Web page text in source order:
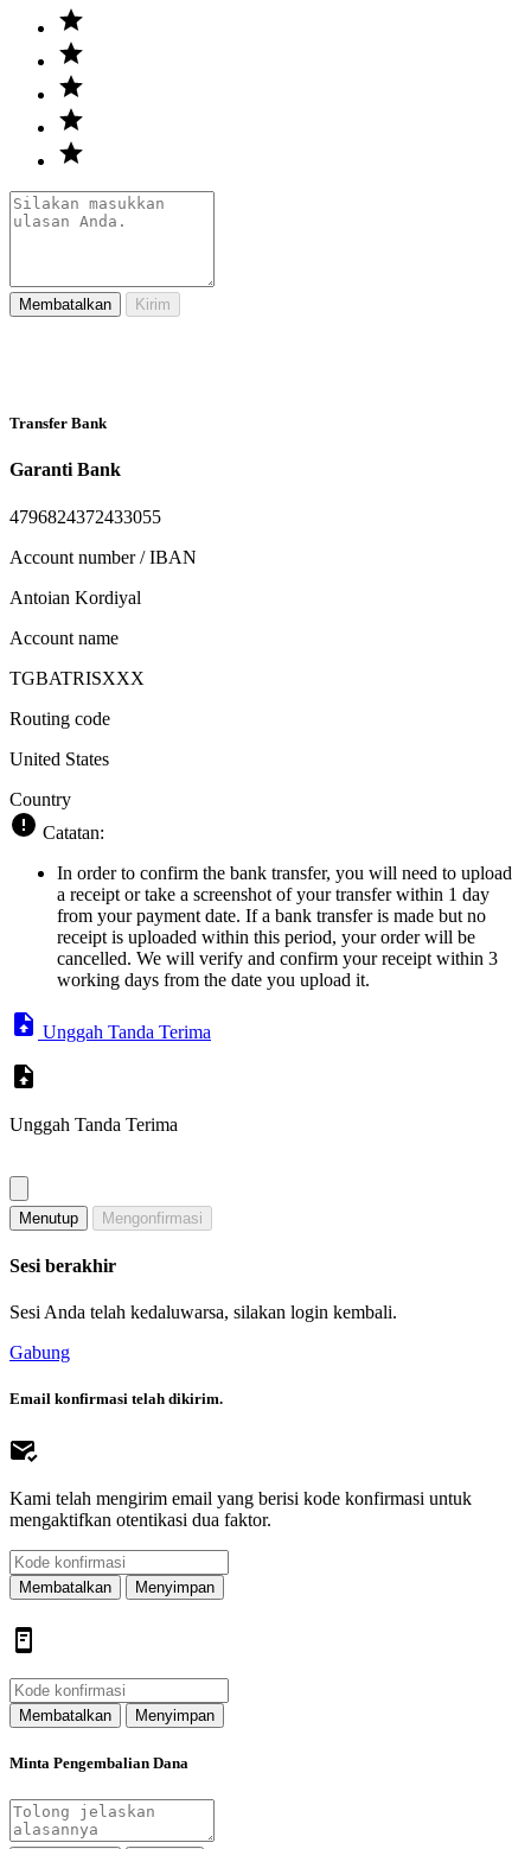
Membatalkan Kirim
Transfer Bank
Garanti Bank
4796824372433055
Account number / IBAN
Antoian Kordiyal
Account name
TGBATRISXXX
Routing code
United States
Country
Catatan:
In order to confirm the bank transfer, you will need to upload
a receipt or take a screenshot of your transfer within 1 day
from your payment date. If a bank transfer is made but no
receipt is uploaded within this period, your order will be
cancelled. We will verify and confirm your receipt within 3
working days from the date you upload it.
Unggah Tanda Terima
Unggah Tanda Terima
Menutup Mengonfirmasi
Sesi berakhir
Sesi Anda telah kedaluwarsa, silakan login kembali.
Gabung
Email konfirmasi telah dikirim.
Kami telah mengirim email yang berisi kode konfirmasi untuk
mengaktifkan otentikasi dua faktor.
Membatalkan Menyimpan
Membatalkan Menyimpan
Minta Pengembalian Dana